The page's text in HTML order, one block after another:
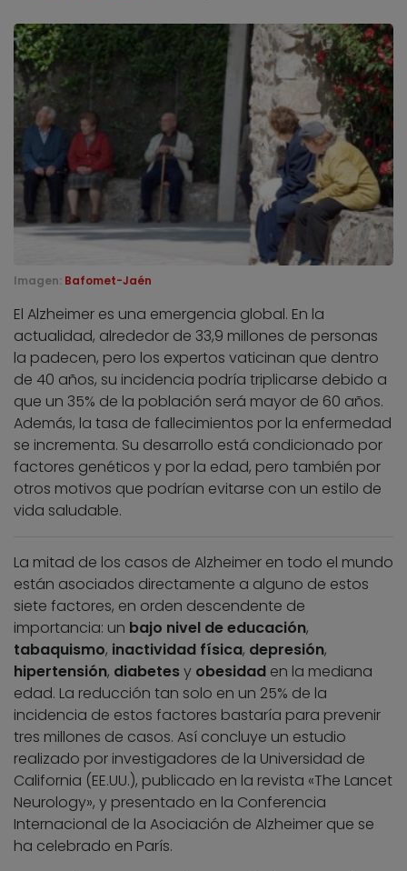
Imagen: Bafomet-Jaén
El Alzheimer es una emergencia global. En la
actualidad, alrededor de 33,9 millones de personas
la padecen, pero los expertos vaticinan que dentro
de 40 años, su incidencia podría triplicarse debido a
que un 35% de la población será mayor de 60 años.
Además, la tasa de fallecimientos por la enfermedad
se incrementa. Su desarrollo está condicionado por
factores genéticos y por la edad, pero también por
otros motivos que podrían evitarse con un estilo de
vida saludable.
La mitad de los casos de Alzheimer en todo el mundo
están asociados directamente a alguno de estos
siete factores, en orden descendente de
importancia: un bajo nivel de educación,
tabaquismo, inactividad física, depresión,
hipertensión, diabetesy obesidad en la mediana
edad. La reducción tan solo en un 25% de la
incidencia de estos factores bastaría para prevenir
tres millones de casos. Así concluye un estudio
realizado por investigadores de la Universidad de
California (EE.UU.), publicado en la revista «The Lancet
Neurology», y presentado en la Conferencia
Internacional de la Asociación de Alzheimer que se
ha celebrado en París.